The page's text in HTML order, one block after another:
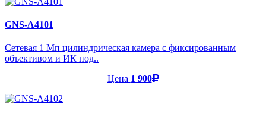
GNS-A4101
Cетевая 1 Мп цилиндрическая камера с фиксированным
объективом и ИК под..
Цена 1 900